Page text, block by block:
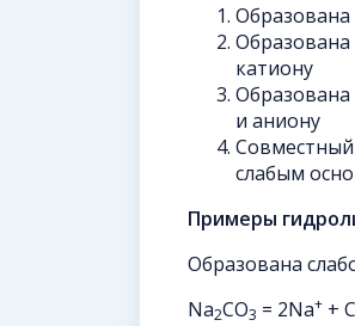
катиону
и аниону
слабым
Примеры
Образована
Na2CO3 = 2Na+ +